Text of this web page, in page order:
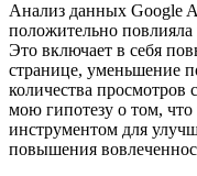
Анализ данных Google
положительно повлияла
Это включает в себя
странице, уменьшение
количества
мою гипотезу о том,
инструментом для
повышения